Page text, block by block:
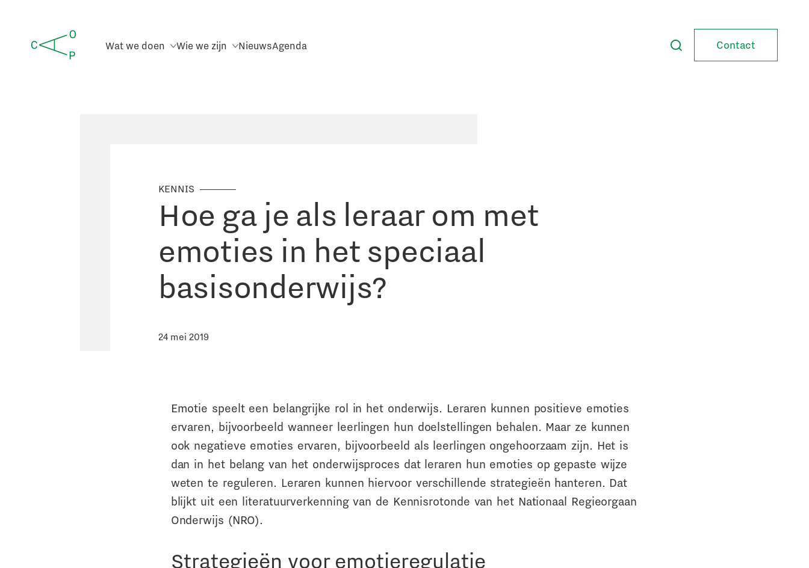
Wat we doen Wie we zijn NieuwsAgenda Contact
KENNIS
Hoe ga je als leraar om met
emoties in het speciaal
basisonderwijs?
24 mei 2019
Emotie speelt een belangrijke rol in het onderwijs. Leraren kunnen positieve emoties
ervaren, bijvoorbeeld wanneer leerlingen hun doelstellingen behalen. Maar ze kunnen
ook negatieve emoties ervaren, bijvoorbeeld als leerlingen ongehoorzaam zijn. Het is
dan in het belang van het onderwijsproces dat leraren hun emoties op gepaste wijze
weten te reguleren. Leraren kunnen hiervoor verschillende strategieën hanteren. Dat
blijkt uit een literatuurverkenning van de Kennisrotonde van het Nationaal Regieorgaan
Onderwijs (NRO).
Strategieën voor emotieregulatie